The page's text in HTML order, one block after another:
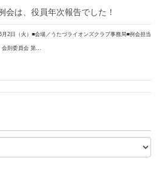
会は、役員年次報告でした！
月2日（火）■会場／うたづライオンズクラブ事務局■例会担当
会則委員会 第…